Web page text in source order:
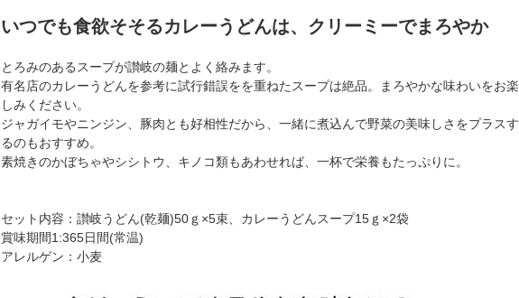
いつでも食欲そそるカレーうどんは、クリーミーでまろやか
とろみのあるスープが讃岐の麺とよく絡みます。
有名店のカレーうどんを参考に試行錯誤をを重ねたスープは絶品。まろやかな味わいをお楽
しみください。
ジャガイモやニンジン、豚肉とも好相性だから、一緒に煮込んで野菜の美味しさをプラスす
るのもおすすめ。
素焼きのかぼちゃやシシトウ、キノコ類もあわせれば、一杯で栄養もたっぷりに。
セット内容：讃岐うどん(乾麺)50ｇ×5束、カレーうどんスープ15ｇ×2袋
賞味期間1:365日間(常温)
アレルゲン：小麦